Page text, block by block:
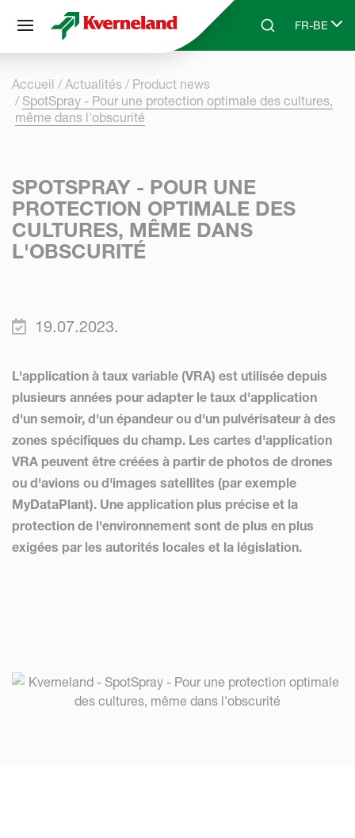
Skip to main content
SearchFR-BE
Select
Accueil Actualités
Product news
SpotSpray - Pour une protection optimale des cultures,
même dans l'obscurité
SPOTSPRAY - POUR UNE
PROTECTION OPTIMALE DES
CULTURES, MÊME DANS
L'OBSCURITÉ
19.07.2023.
L'application à taux variable (VRA) est utilisée depuis
plusieurs années pour adapter le taux d'application
d'un semoir, d'un épandeur ou d'un pulvérisateur à des
zones spécifiques du champ. Les cartes d'application
VRA peuvent être créées à partir de photos de drones
ou d'avions ou d'images satellites (par exemple
MyDataPlant). Une application plus précise et la
protection de l'environnement sont de plus en plus
exigées par les autorités locales et la législation.
Panneau de gestion des cookies